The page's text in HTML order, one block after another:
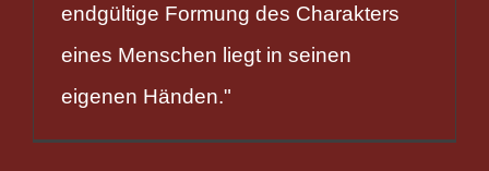
endgültige Formung des Charakters
eines Menschen liegt in seinen
eigenen Händen."